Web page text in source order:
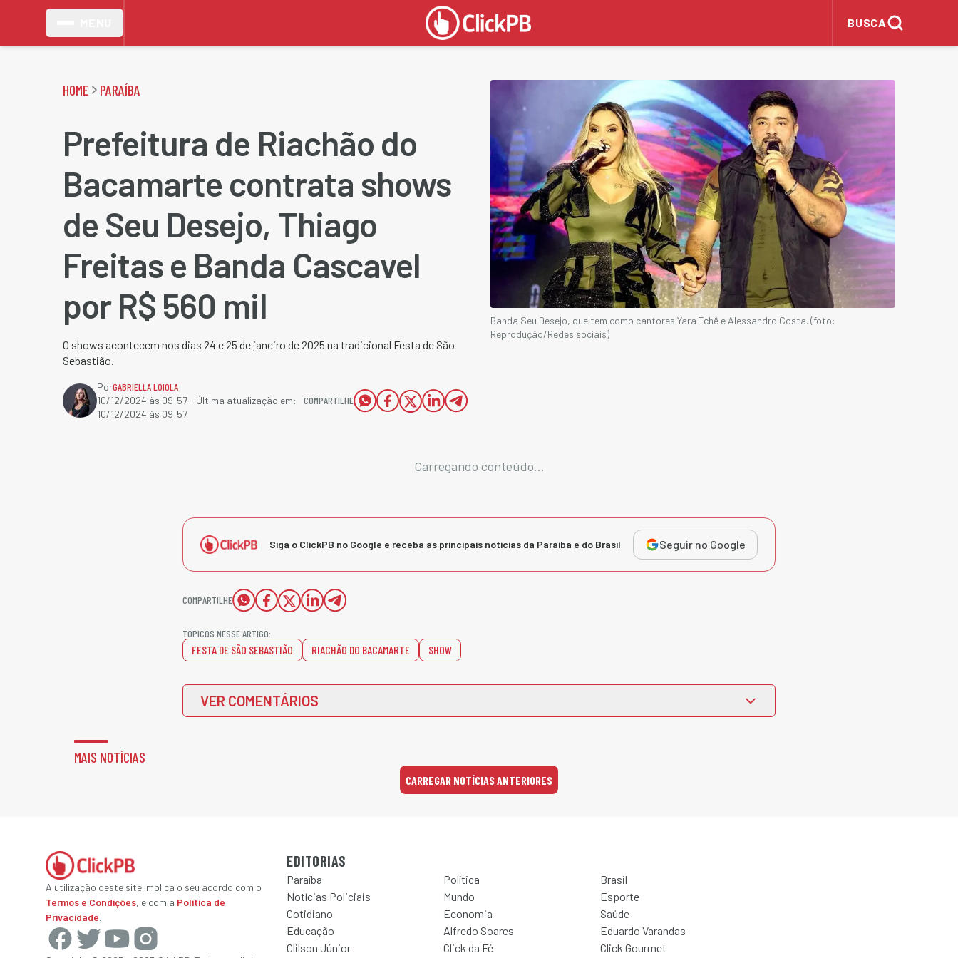
BUSCA
HOME PARAÍBA
Prefeitura de Riachão do
Bacamarte contrata shows
de Seu Desejo, Thiago
Freitas e Banda Cascavel
por R$ 560 mil
O shows acontecem nos dias 24 e 25 de janeiro de 2025 na tradicional Festa de São
Sebastião.
PorGABRIELLA LOIOLA
10/12/2024 às 09:57- Última atualização em:
10/12/2024 às 09:57
COMPARTILHE
Banda Seu Desejo, que tem como cantores Yara Tchê e Alessandro Costa. (foto:
Reprodução/Redes sociais)
Carregando conteúdo...
Siga o ClickPB no Google e receba as principais notícias da Paraíba e do Brasil Seguir no Google
COMPARTILHE
TÓPICOS NESSE ARTIGO:
FESTA DE SÃO SEBASTIÃO RIACHÃO DO BACAMARTE SHOW
VER COMENTÁRIOS
MAIS NOTÍCIAS
CARREGAR NOTÍCIAS ANTERIORES
A utilização deste site implica o seu acordo com o
Termos e Condições, e com a Política de
Privacidade.
EDITORIAS
Paraíba Política
Brasil
Notícias Policiais
Mundo
Esporte
Cotidiano
Economia
Saúde
Educação
Alfredo Soares
Eduardo Varandas
Clilson Júnior
Click da Fé Click Gourmet